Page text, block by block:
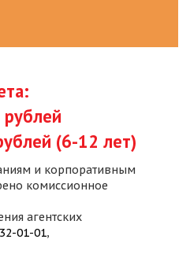
(6-12 лет)
и корпоративным
комиссионное
агентских
01-01,